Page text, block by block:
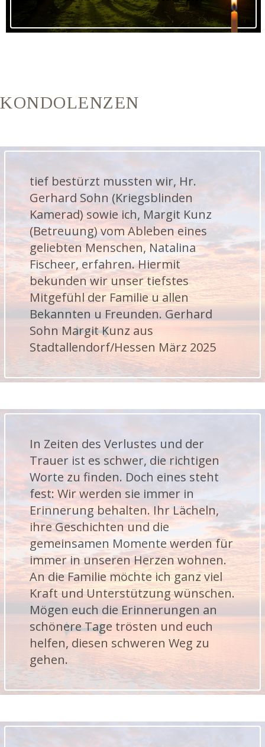
KONDOLENZEN
tief bestürzt mussten wir, Hr.
Gerhard Sohn (Kriegsblinden
Kamerad) sowie ich, Margit Kunz
(Betreuung) vom Ableben eines
geliebten Menschen, Natalina
Fischeer, erfahren. Hiermit
bekunden wir unser tiefstes
Mitgefühl der Familie u allen
Bekannten u Freunden. Gerhard
Sohn Margit Kunz aus
Stadtallendorf/Hessen März 2025
In Zeiten des Verlustes und der
Trauer ist es schwer, die richtigen
Worte zu finden. Doch eines steht
fest: Wir werden sie immer in
Erinnerung behalten. Ihr Lächeln,
ihre Geschichten und die
gemeinsamen Momente werden für
immer in unseren Herzen wohnen.
An die Familie möchte ich ganz viel
Kraft und Unterstützung wünschen.
Mögen euch die Erinnerungen an
schönere Tage trösten und euch
helfen, diesen schweren Weg zu
gehen.